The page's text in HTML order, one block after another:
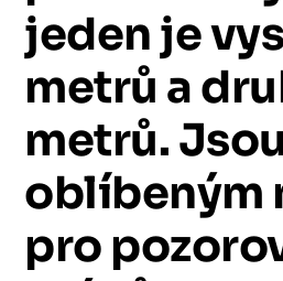
jedenje
metrů a
metrů.Jsou
oblíbeným
pro